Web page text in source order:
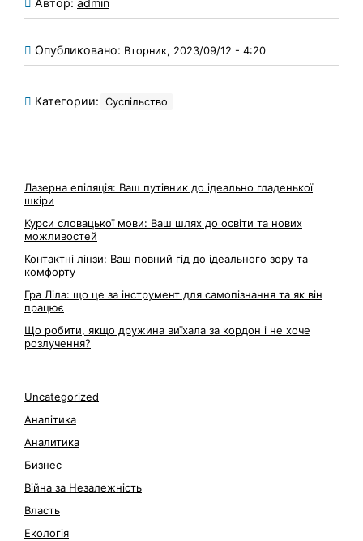
Автор: admin
Опубликовано: Вторник, 2023/09/12 - 4:20
Категории: Суспільство
Лазерна епіляція: Ваш путівник до ідеально гладенької
шкіри
Курси словацької мови: Ваш шлях до освіти та нових
можливостей
Контактні лінзи: Ваш повний гід до ідеального зору та
комфорту
Гра Ліла: що це за інструмент для самопізнання та як він
працює
Що робити, якщо дружина виїхала за кордон і не хоче
розлучення?
Uncategorized
Аналітика
Аналитика
Бизнес
Війна за Незалежність
Власть
Екологія